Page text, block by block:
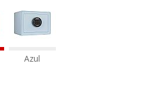
Azul